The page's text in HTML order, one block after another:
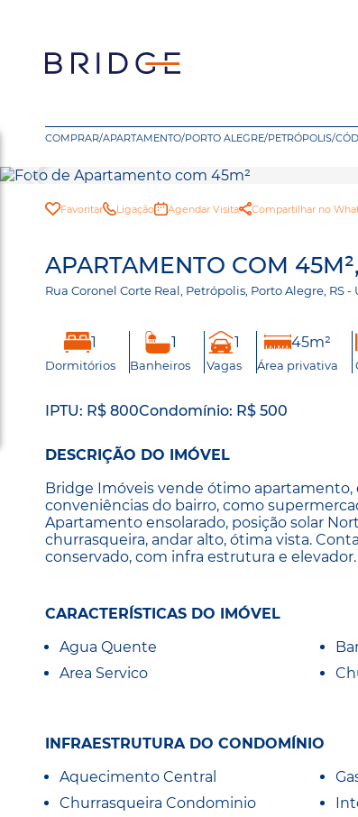
COMPRAR/APARTAMENTO/PORTO ALEGRE/PETRÓPOLIS/
Favoritar Ligação Agendar Visita Compartilhar no
APARTAMENTO COM
Rua Coronel Corte Real, Petrópolis, Porto Alegre, RS
1
Dormitórios
1
Banheiros
1
Vagas
45m²
Área privativa
IPTU: R$ 800Condomínio: R$ 500
DESCRIÇÃO DO IMÓVEL
Bridge Imóveis vende ótimo apartamento,
conveniências do bairro, como
Apartamento ensolarado, posição solar
churrasqueira, andar alto, ótima vista.
conservado, com infra estrutura e
CARACTERÍSTICAS DO IMÓVEL
Agua Quente
Area Servico
INFRAESTRUTURA DO CONDOMÍNIO
Aquecimento Central
Churrasqueira Condominio